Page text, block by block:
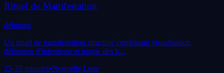
Rituel de Manifestation
débutant
Un rituel de manifestation structuré combinant visualisation,
définition d'intentions et magie des b...
25-35 minutes•Nouvelle Lune